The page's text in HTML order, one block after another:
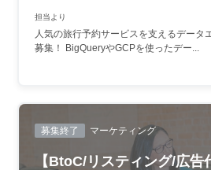
担当より
人気の旅行予約サービスを支えるデータ
募集！ BigQueryやGCPを使ったデー...
募集終了 マーケティング
【BtoC/リスティング/広告